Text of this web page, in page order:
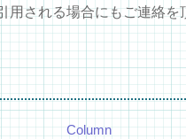
用される場合にもご連絡を
Column